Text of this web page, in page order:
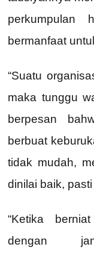
perkumpulan
bermanfaat
“Suatu
maka tunggu
berpesan
berbuat
tidak mudah,
dinilai baik,
“Ketika
dengan